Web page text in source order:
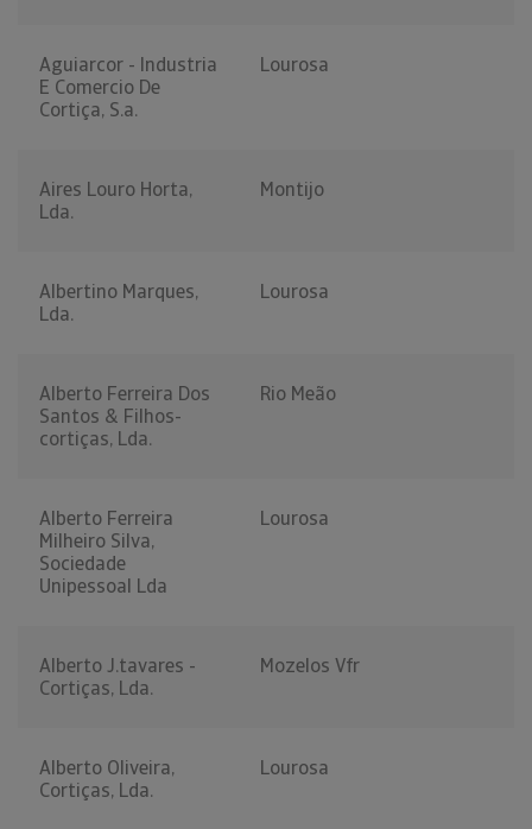
Aguiarcor - Industria
E Comercio De
Cortiça, S.a.
Lourosa
Aires Louro Horta,
Lda.
Montijo
Albertino Marques,
Lda.
Lourosa
Alberto Ferreira Dos
Santos & Filhos-
cortiças, Lda.
Rio Meão
Alberto Ferreira
Milheiro Silva,
Sociedade
Unipessoal Lda
Lourosa
Alberto J.tavares -
Cortiças, Lda.
Mozelos Vfr
Alberto Oliveira,
Cortiças, Lda.
Lourosa